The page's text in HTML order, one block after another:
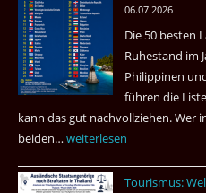
einem
in
Bangkok
06.07.2026
Die 50 besten
Ruhestand im
Philippinen
führen die
kann das gut nachvollziehen. Wer
beiden… Asien
das
weiterlesen
Tourismus: